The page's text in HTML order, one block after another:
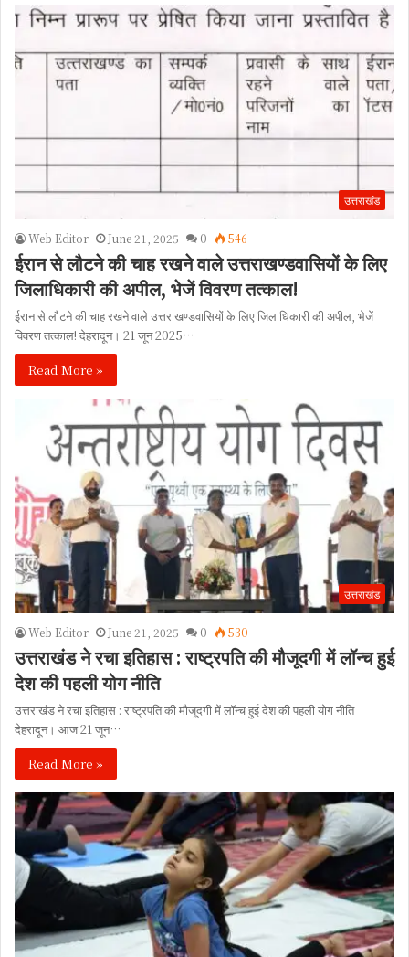
उत्तराखंड
Web Editor June 21, 2025 0 546
ईरान से लौटने की चाह रखने वाले उत्तराखण्डवासियों के लिए
जिलाधिकारी की अपील, भेजें विवरण तत्काल!
ईरान से लौटने की चाह रखने वाले उत्तराखण्डवासियों के लिए जिलाधिकारी की अपील, भेजें
विवरण तत्काल! देहरादून। 21 जून 2025…
Read More »
उत्तराखंड
Web Editor June 21, 2025 0 530
उत्तराखंड ने रचा इतिहास : राष्ट्रपति की मौजूदगी में लॉन्च हुई
देश की पहली योग नीति
उत्तराखंड ने रचा इतिहास : राष्ट्रपति की मौजूदगी में लॉन्च हुई देश की पहली योग नीति
देहरादून। आज 21 जून…
Read More »